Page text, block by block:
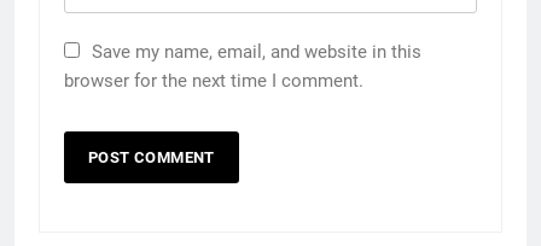
Save my name, email, and website in this
browser for the next time I comment.